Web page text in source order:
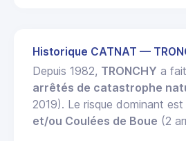
Historique CATNAT —
Depuis 1982, TRONCHY a
arrêtés de catastrophe
2019). Le risque dominant est
et/ou Coulées de Boue (2